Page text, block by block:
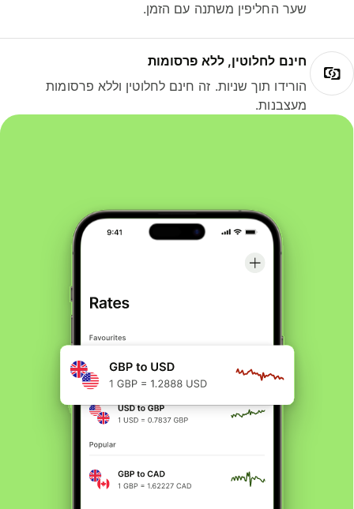
שער החליפין משתנה עם הזמן.
חינם לחלוטין, ללא פרסומות
הורידו תוך שניות. זה חינם לחלוטין וללא פרסומות
מעצבנות.